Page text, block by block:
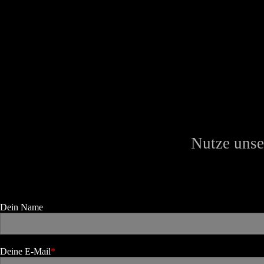
Nutze
Dein Name
Deine E-Mail*